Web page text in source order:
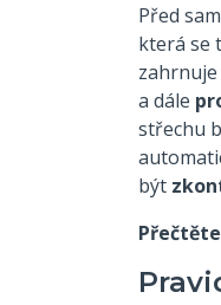
Před
která se
a dále
střechu
být